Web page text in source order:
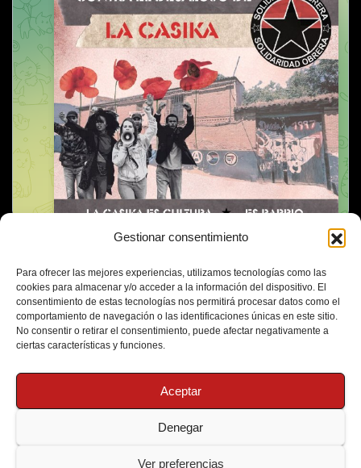
Gestionar consentimiento
Para ofrecer las mejores experiencias, utilizamos tecnologías como las
cookies para almacenar y/o acceder a la información del dispositivo. El
consentimiento de estas tecnologías nos permitirá procesar datos como el
comportamiento de navegación o las identificaciones únicas en este sitio.
No consentir o retirar el consentimiento, puede afectar negativamente a
ciertas características y funciones.
Aceptar
Denegar
Ver preferencias